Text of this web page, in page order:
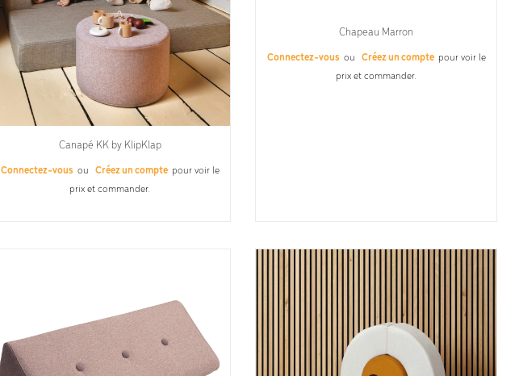
Canapé KK by KlipKlap
Connectez-vous ou Créez un compte pour voir le
prix et commander.
Chapeau Marron
Connectez-vous ou Créez un compte pour voir le
prix et commander.